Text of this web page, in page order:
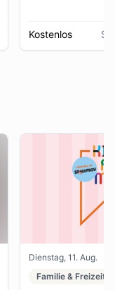
Kostenlos
Dienstag, 11. Aug.
Familie & Freizeit